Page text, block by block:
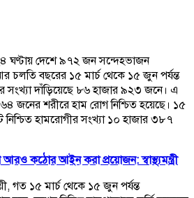
ঘণ্টায় দেশে ৯৭২ জন সন্দেহভাজন
চলতি বছরের ১৫ মার্চ থেকে ১৫ জুন পর্যন্ত
সংখ্যা দাঁড়িয়েছে ৮৬ হাজার ৯২৩ জনে। এ
জনের শরীরে হাম রোগ নিশ্চিত হয়েছে। ১৫
নিশ্চিত হামরোগীর সংখ্যা ১০ হাজার ৩৮৭
আরও কঠোর আইন করা প্রয়োজন: স্বাস্থ্যমন্ত্রী
গত ১৫ মার্চ থেকে ১৫ জুন পর্যন্ত